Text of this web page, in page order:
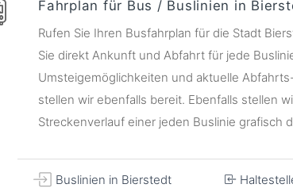
Fahrplan für Bus / Buslinien in
Rufen Sie Ihren Busfahrplan für die Stadt
Sie direkt Ankunft und Abfahrt für jede
Umsteigemöglichkeiten und aktuelle
stellen wir ebenfalls bereit. Ebenfalls stellen
Streckenverlauf einer jeden Buslinie grafisch
Buslinien in Bierstedt